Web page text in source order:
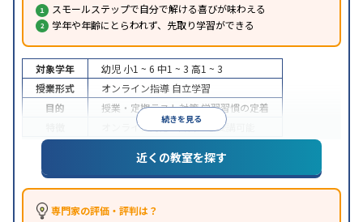
スモールステップで自分で解ける喜びが味わえる
学年や年齢にとらわれず、先取り学習ができる
続きを見る
対象学年 幼児 小1 ~ 6 中1 ~ 3 高1 ~ 3
授業形式
オンライン指導 自立学習
目的
授業・定期テスト対策学習習慣の定着
オンライン対応1科目から受講可能
近くの教室を探す
専門家の評価・評判は？